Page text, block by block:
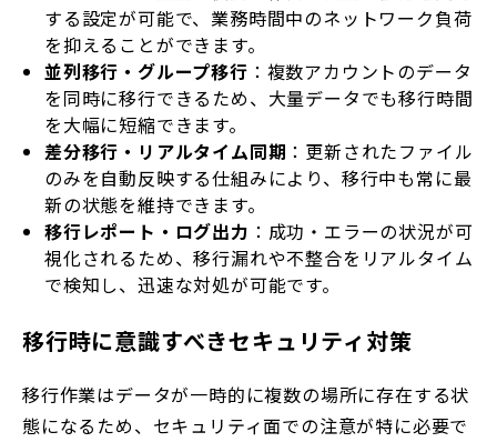
する設定が可能で、業務時間中のネットワーク負荷
を抑えることができます。
並列移行・グループ移行 ：複数アカウントのデータ
を同時に移行できるため、大量データでも移行時間
を大幅に短縮できます。
差分移行・リアルタイム同期 ：更新されたファイル
のみを自動反映する仕組みにより、移行中も常に最
新の状態を維持できます。
移行レポート・ログ出力 ：成功・エラーの状況が可
視化されるため、移行漏れや不整合をリアルタイム
で検知し、迅速な対処が可能です。
移行時に意識すべきセキュリティ対策
移行作業はデータが一時的に複数の場所に存在する状
態になるため、セキュリティ面での注意が特に必要で